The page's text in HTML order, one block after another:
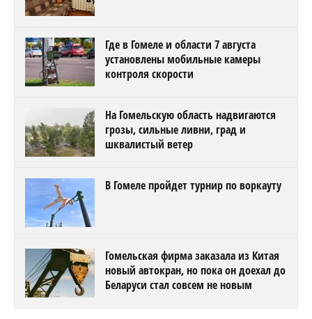
Где в Гомеле и области 7 августа
установлены мобильные камеры
контроля скорости
На Гомельскую область надвигаются
грозы, сильные ливни, град и
шквалистый ветер
В Гомеле пройдет турнир по воркауту
Гомельская фирма заказала из Китая
новый автокран, но пока он доехал до
Беларуси стал совсем не новым